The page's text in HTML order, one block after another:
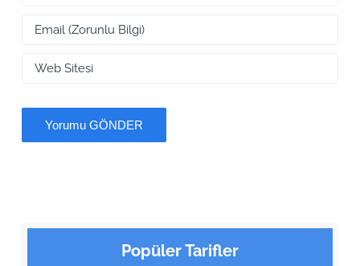
Popüler Tarifler